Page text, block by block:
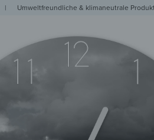
| Umweltfreundliche & klimaneutrale